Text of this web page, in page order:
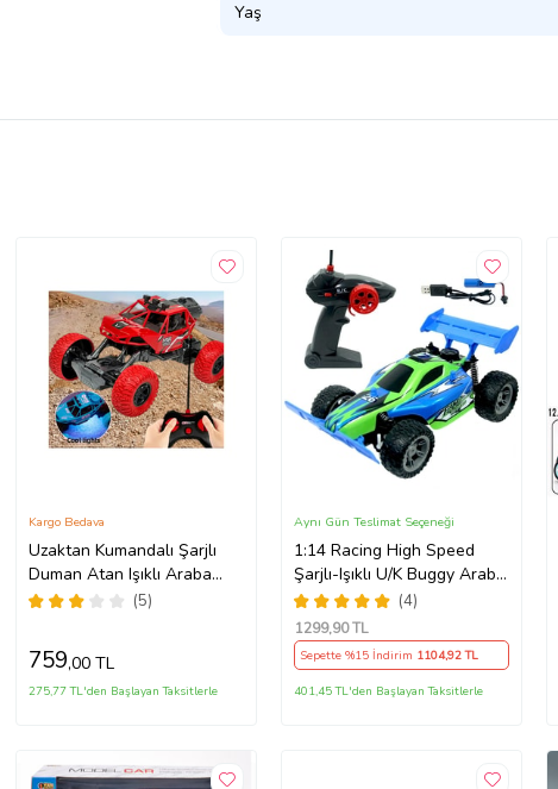
Yaş
Uzaktan Kumandalı Şarjlı
Duman Atan Işıklı Araba
Buharlı Işıklı Uzaktan
Rc (Kırmızı)
(5)
Kargo Bedava
759,00 TL
275,77 TL'den Başlayan Taksitlerle
1:14 Racing High Speed
Şarjlı-Işıklı U/K Buggy Araba
(Yeşil)
(4)
Aynı Gün Teslimat Seçeneği
1299,90 TL
Sepette %15 İndirim 1104,92 TL
401,45 TL'den Başlayan Taksitlerle